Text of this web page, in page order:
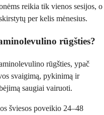
reikia tik vienos sesijos, o
per kelis mėnesius.
rūgšties?
rūgšties, ypač
svaigimą, pykinimą ir
saugiai vairuoti.
šviesos poveikio 24–48